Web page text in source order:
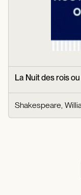
La Nuit des rois
Shakespeare,